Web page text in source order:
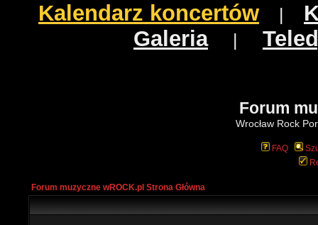
Kalendarz koncertów
Galeria|
Forum
Wrocław Rock
FAQ
Forum muzyczne wROCK.pl Strona Główna